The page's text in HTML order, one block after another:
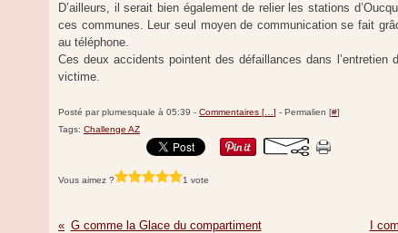
D’ailleurs, il serait bien également de relier les stations
ces communes. Leur seul moyen de communication se fait
au téléphone.
Ces deux accidents pointent des défaillances dans l’entretien
victime.
Posté par plumesquale à 05:39 - Commentaires [ ] - Permalien [#]
Tags: Challenge AZ
Vous aimez ? 1 vote
G comme la Glace du compartiment I